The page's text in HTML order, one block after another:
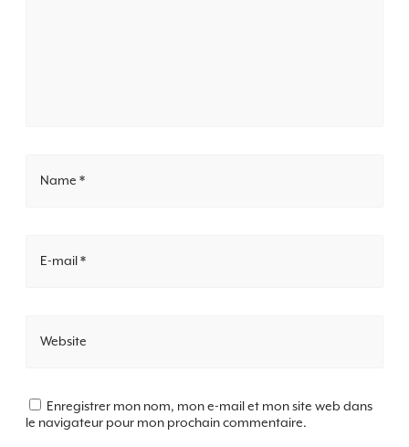
Name *
E-mail *
Website
Enregistrer mon nom, mon e-mail et mon site web dans
le navigateur pour mon prochain commentaire.